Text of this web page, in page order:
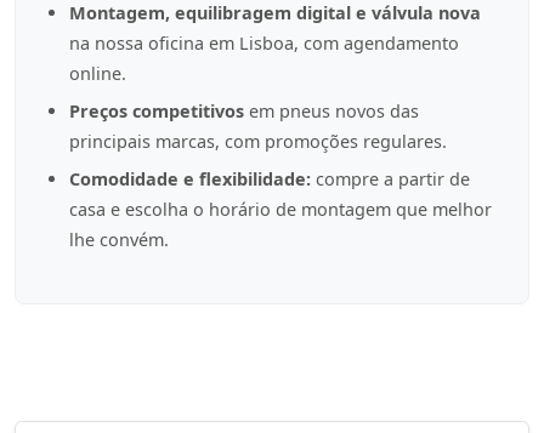
Montagem, equilibragem digital e válvula nova
na nossa oficina em Lisboa, com agendamento
online.
Preços competitivos em pneus novos das
principais marcas, com promoções regulares.
Comodidade e flexibilidade: compre a partir de
casa e escolha o horário de montagem que melhor
lhe convém.